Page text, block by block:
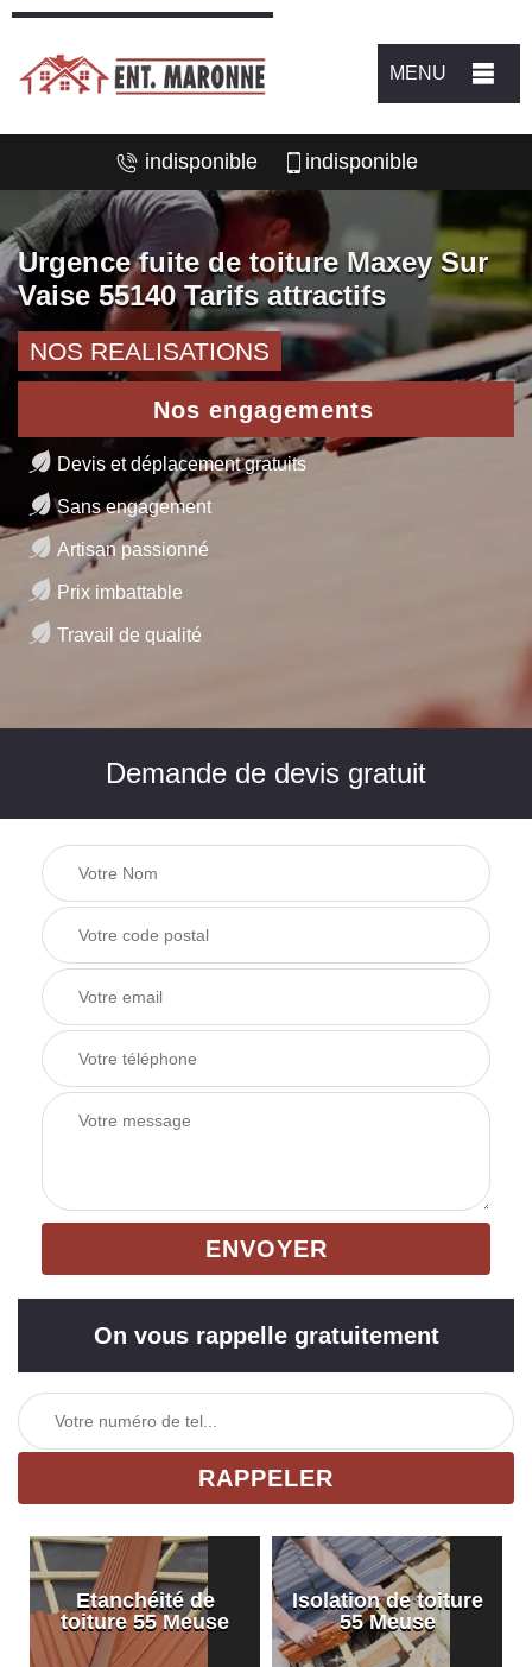
MENU
indisponible indisponible
Urgence fuite de toiture Maxey Sur
Vaise 55140 Tarifs attractifs
NOS REALISATIONS
Nos engagements
Devis et déplacement gratuits
Sans engagement
Artisan passionné
Prix imbattable
Travail de qualité
Demande de devis gratuit
On vous rappelle gratuitement
Etanchéité de
toiture 55 Meuse
Isolation de toiture
55 Meuse